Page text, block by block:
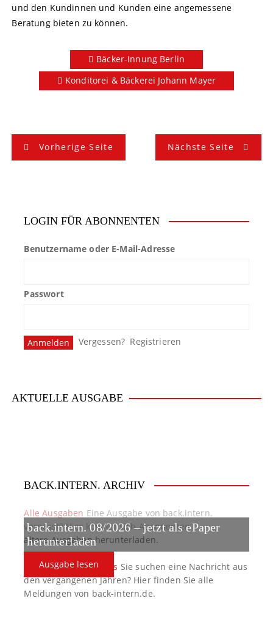
und den Kundinnen und Kunden eine angemessene
Beratung bieten zu können.
Bäcker-Innung Berlin
Konditorei & Bäckerei Johann Mayer
i
Vorherige Seite Nächste Seite
LOGIN FÜR ABONNENTEN
Benutzername oder E-Mail-Adresse
Passwort
Vergessen? Registrieren
AKTUELLE AUSGABE
back.intern. 08/2026 – jetzt als ePaper
herunterladen
Ausgabe lesen
BACK.INTERN. ARCHIV
Alle Ausgaben Eine Ausgabe von back.intern.
verpasst? Hier können sich Abonnenten
ältere Ausgaben herunterladen.
back.intern. Top-News Sie suchen eine Nachricht aus
den vergangenen Jahren? Hier finden Sie alle
Meldungen von back-intern.de.